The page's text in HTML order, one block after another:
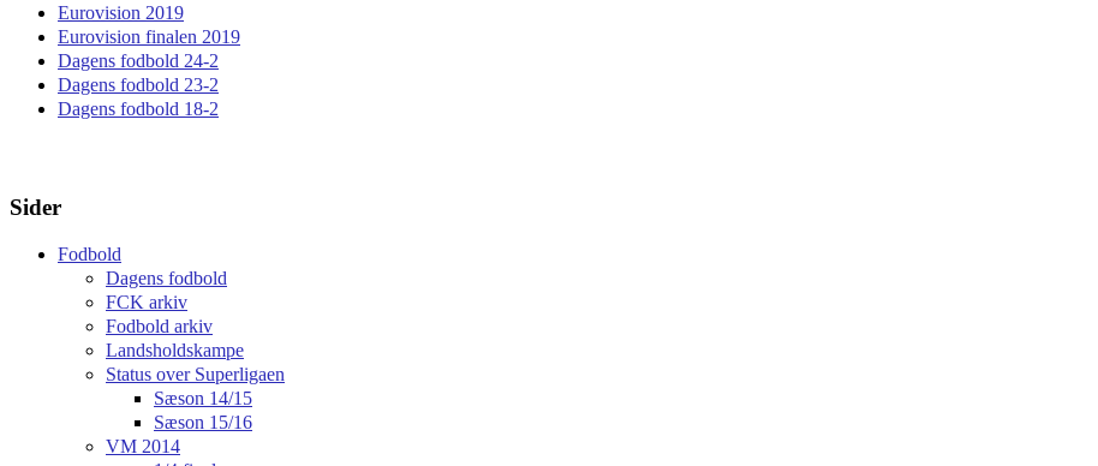
Eurovision 2019
Eurovision finalen 2019
Dagens fodbold 24-2
Dagens fodbold 23-2
Dagens fodbold 18-2
Sider
Fodbold
Dagens fodbold
FCK arkiv
Fodbold arkiv
Landsholdskampe
Status over Superligaen
Sæson 14/15
Sæson 15/16
VM 2014